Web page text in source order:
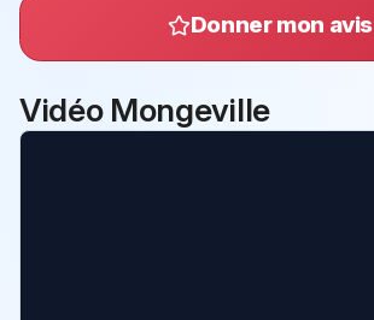
Donner mon avis
Vidéo Mongeville